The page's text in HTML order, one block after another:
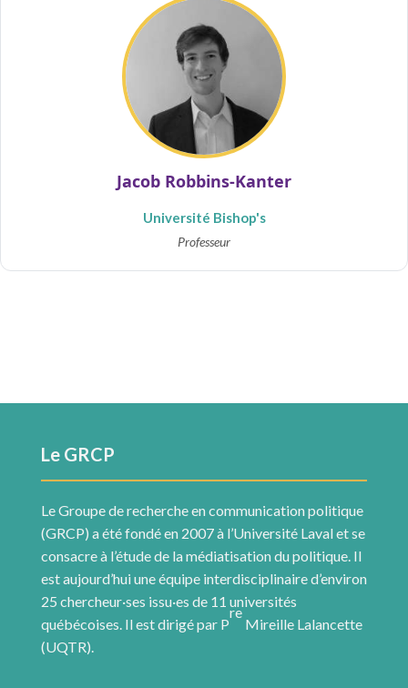
Jacob Robbins-Kanter
Université Bishop's
Professeur
Le GRCP
Le Groupe de recherche en communication politique
(GRCP) a été fondé en 2007 à l’Université Laval et se
consacre à l’étude de la médiatisation du politique. Il
est aujourd’hui une équipe interdisciplinaire d’environ
25 chercheur·ses issu·es de 11 universités
québécoises. Il est dirigé par P
re
Mireille Lalancette
(UQTR).